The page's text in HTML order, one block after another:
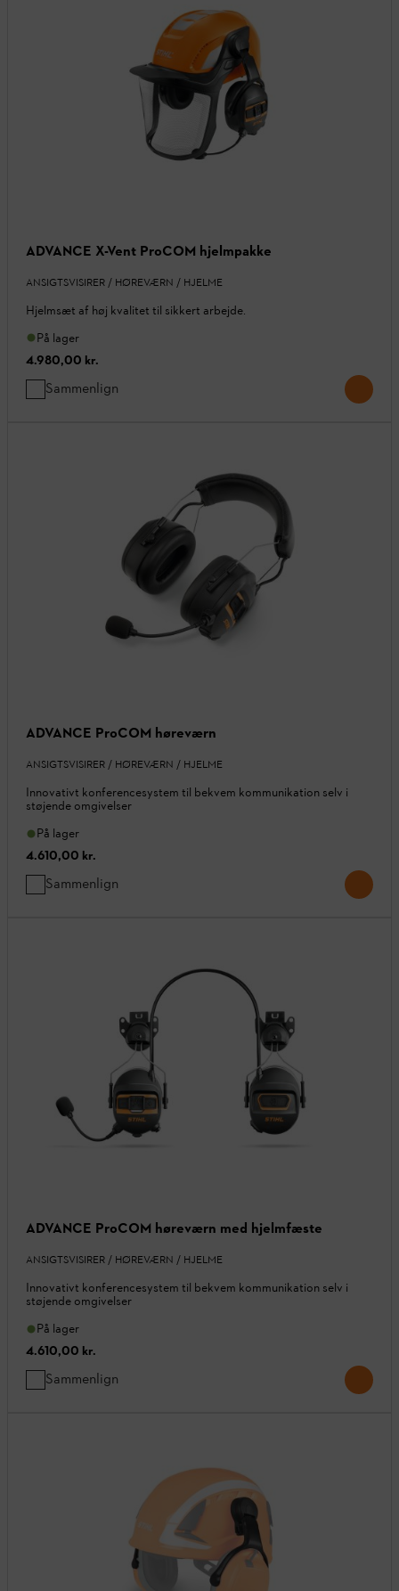
ADVANCE X-Vent ProCOM hjelmpakke
ANSIGTSVISIRER / HØREVÆRN / HJELME
Hjelmsæt af høj kvalitet til sikkert arbejde.
På lager
4.980,00 kr.
Sammenlign
ADVANCE ProCOM høreværn
ANSIGTSVISIRER / HØREVÆRN / HJELME
Innovativt konferencesystem til bekvem kommunikation selv i
støjende omgivelser
På lager
4.610,00 kr.
Sammenlign
ADVANCE ProCOM høreværn med hjelmfæste
ANSIGTSVISIRER / HØREVÆRN / HJELME
Innovativt konferencesystem til bekvem kommunikation selv i
støjende omgivelser
På lager
4.610,00 kr.
Sammenlign